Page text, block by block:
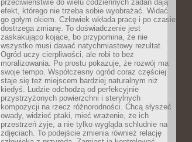
przeciwieństwie do wielu codziennych zadań dają
efekt, którego nie trzeba sobie wyobrażać. Widać
go gołym okiem. Człowiek wkłada pracę i po czasie
dostrzega zmianę. To doświadczenie jest
zaskakująco kojące, bo przypomina, że nie
wszystko musi dawać natychmiastowy rezultat.
Ogród uczy cierpliwości, ale robi to bez
moralizowania. Po prostu pokazuje, że rozwój ma
swoje tempo. Współczesny ogród coraz częściej
staje się też miejscem bardziej naturalnym niż
kiedyś. Ludzie odchodzą od perfekcyjnie
przystrzyżonych powierzchni i sterylnych
kompozycji na rzecz różnorodności. Chcą słyszeć
owady, widzieć ptaki, mieć wrażenie, że ich
przestrzeń żyje, a nie tylko wygląda schludnie na
zdjęciach. To podejście zmienia również relację